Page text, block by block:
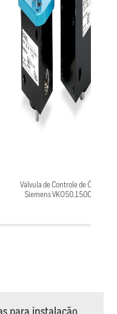
Válvula de Controle de Óleo
Siemens VKO50.150CN